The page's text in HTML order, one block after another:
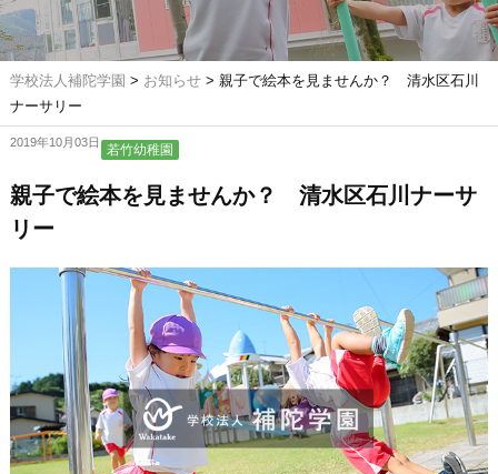
学校法人補陀学園 > お知らせ> 親子で絵本を見ませんか？ 清水区石川
ナーサリー
2019年10月03日 若竹幼稚園
親子で絵本を見ませんか？ 清水区石川ナーサ
リー